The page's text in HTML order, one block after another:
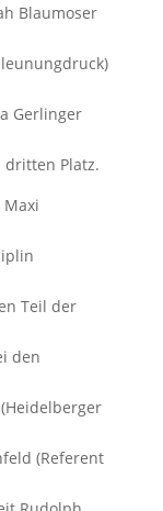
Blaumoser
Gerlinger
dritten Platz.
Teil der
den
(Referent